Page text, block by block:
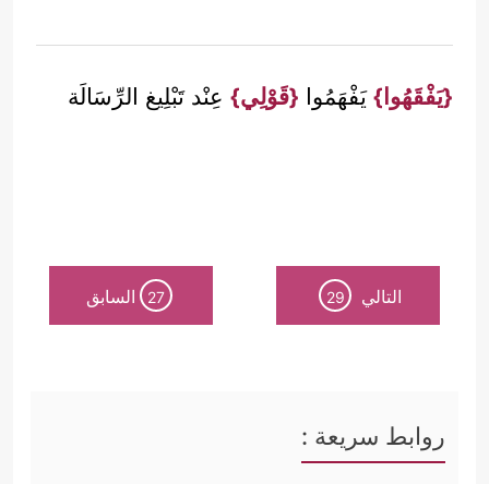
{يَفْقَهُوا} يَفْهَمُوا {قَوْلِي} عِنْد تَبْلِيغ الرِّسَالَة
التالي 29
27 السابق
روابط سريعة :